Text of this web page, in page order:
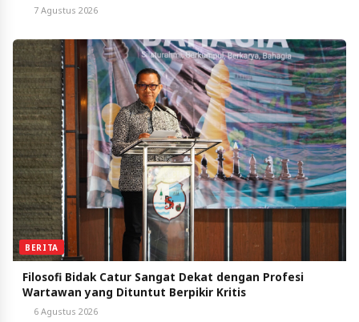
7 Agustus 2026
BERITA
Filosofi Bidak Catur Sangat Dekat dengan Profesi
Wartawan yang Dituntut Berpikir Kritis
6 Agustus 2026